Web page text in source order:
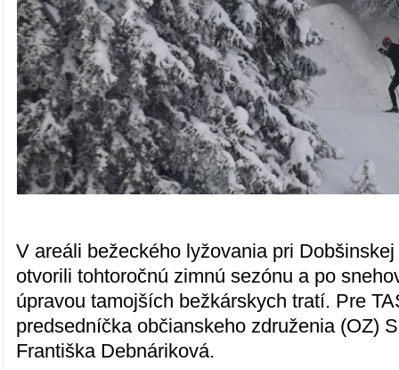
V areáli bežeckého lyžovania pri
otvorili tohtoročnú zimnú sezónu a po
úpravou tamojších bežkárskych tratí. Pre
predsedníčka občianskeho združenia (OZ)
Františka Debnáriková.